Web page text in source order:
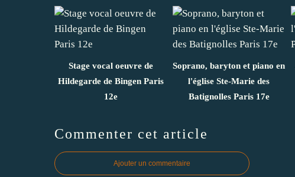
Stage vocal oeuvre de
Hildegarde de Bingen Paris
12e
Soprano, baryton et piano en
l'église Ste-Marie des
Batignolles Paris 17e
Commenter cet article
Ajouter un commentaire